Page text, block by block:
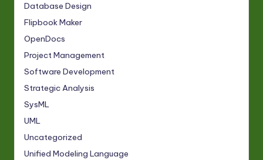
Database Design
Flipbook Maker
OpenDocs
Project Management
Software Development
Strategic Analysis
SysML
UML
Uncategorized
Unified Modeling Language